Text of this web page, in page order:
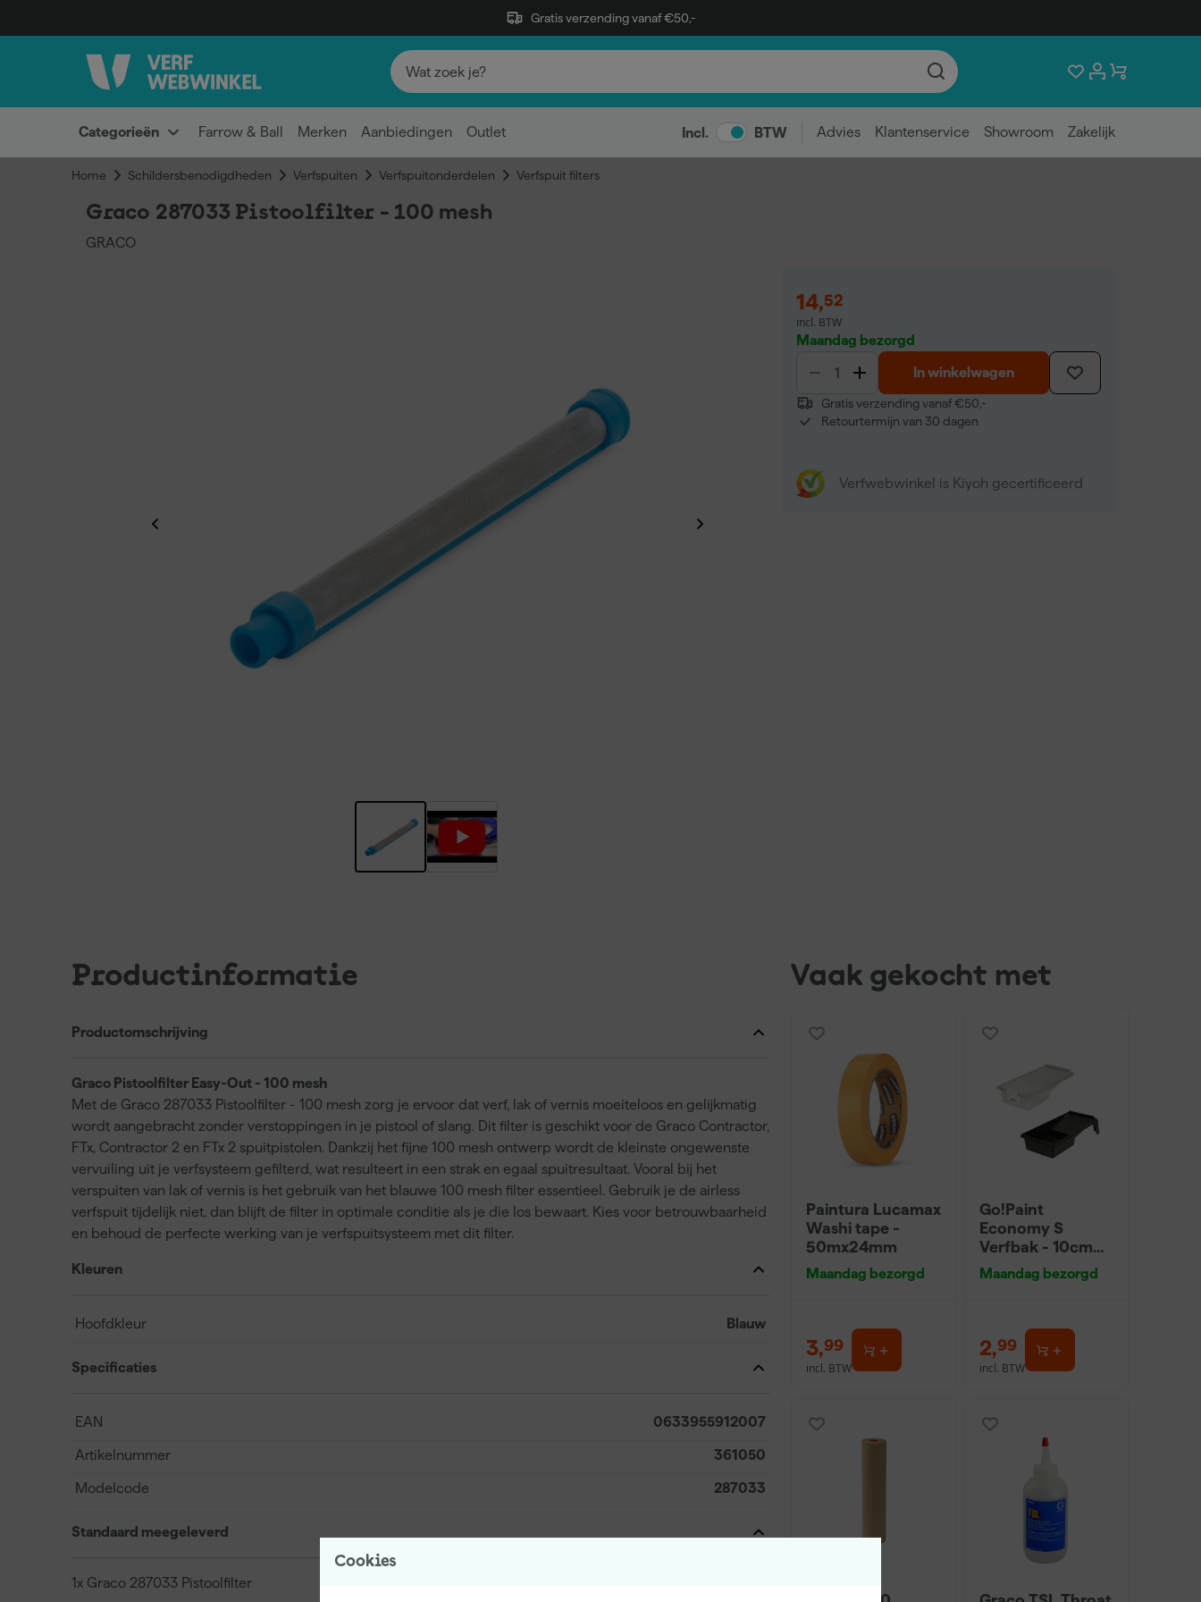
Gratis verzending vanaf €50,-
Categorieën Farrow & Ball Merken Aanbiedingen Outlet Incl. BTW Advies Klantenservice Showroom Zakelijk
Home Schildersbenodigdheden Verfspuiten Verfspuitonderdelen Verfspuit filters
Cookies
Graco 287033 Pistoolfilter - 100 mesh
GRACO
14,52
incl. BTW
Maandag bezorgd
In winkelwagen
Gratis verzending vanaf €50,-
Retourtermijn van 30 dagen
Verfwebwinkel is Kiyoh gecertificeerd
Productinformatie
Productomschrijving
Graco Pistoolfilter Easy-Out - 100 mesh
Met de Graco 287033 Pistoolfilter - 100 mesh zorg je ervoor dat verf, lak of vernis moeiteloos en gelijkmatig
wordt aangebracht zonder verstoppingen in je pistool of slang. Dit filter is geschikt voor de Graco Contractor,
FTx, Contractor 2 en FTx 2 spuitpistolen. Dankzij het fijne 100 mesh ontwerp wordt de kleinste ongewenste
vervuiling uit je verfsysteem gefilterd, wat resulteert in een strak en egaal spuitresultaat. Vooral bij het
verspuiten van lak of vernis is het gebruik van het blauwe 100 mesh filter essentieel. Gebruik je de airless
verfspuit tijdelijk niet, dan blijft de filter in optimale conditie als je die los bewaart. Kies voor betrouwbaarheid
en behoud de perfecte werking van je verfspuitsysteem met dit filter.
Kleuren
Hoofdkleur Blauw
Specificaties
EAN 0633955912007
Artikelnummer 361050
Modelcode 287033
Standaard meegeleverd
1x Graco 287033 Pistoolfilter
Vaak gekocht met
Paintura Lucamax
Washi tape -
50mx24mm
Maandag bezorgd
3,99
incl. BTW
Go!Paint
Economy S
Verfbak - 10cm
Roller - 15 x 32 cm
+ 5 inzetbakken
Maandag bezorgd
2,99
incl. BTW